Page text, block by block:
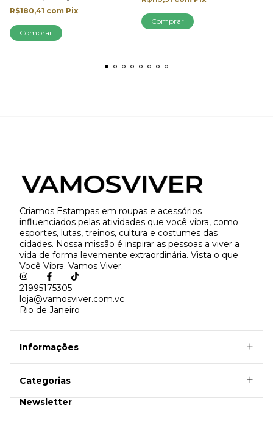
R$180,41 com Pix
Comprar
Comprar
Criamos Estampas em roupas e acessórios
influenciados pelas atividades que você vibra, como
esportes, lutas, treinos, cultura e costumes das
cidades. Nossa missão é inspirar as pessoas a viver a
vida de forma levemente extraordinária. Vista o que
Você Vibra. Vamos Viver.
21995175305
loja@vamosviver.com.vc
Rio de Janeiro
Informações
Categorias
Newsletter